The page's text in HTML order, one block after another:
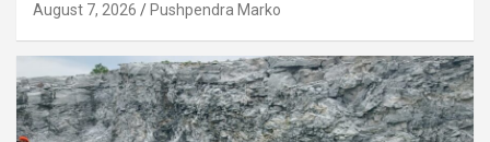
August 7, 2026 Pushpendra Marko